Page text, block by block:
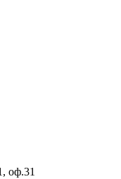
оф.31